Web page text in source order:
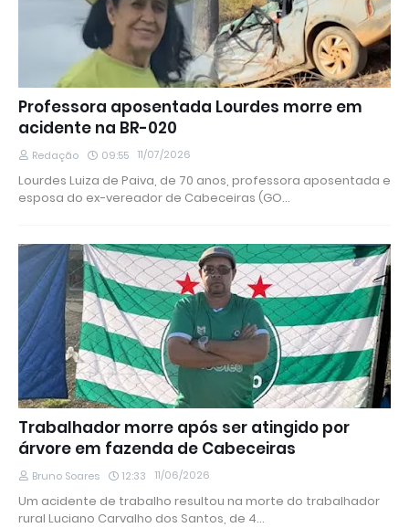
Professora aposentada Lourdes morre em
acidente na BR-020
Redação 09:55 11/07/2026
Lourdes Luiza de Paiva, de 70 anos, professora aposentada e
esposa do ex-vereador de Cabeceiras (GO…
Trabalhador morre após ser atingido por
árvore em fazenda de Cabeceiras
Bruno Soares 12:33 11/06/2026
Um acidente de trabalho resultou na morte do trabalhador
rural Luciano Carvalho dos Santos, de 4…